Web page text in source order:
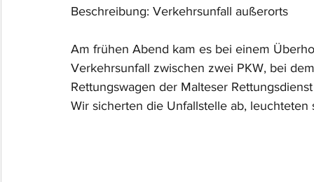
Beschreibung: Verkehrsunfall außerorts
Am frühen Abend kam es bei einem
Verkehrsunfall zwischen zwei PKW, bei
Rettungswagen der Malteser
Wir sicherten die Unfallstelle ab,